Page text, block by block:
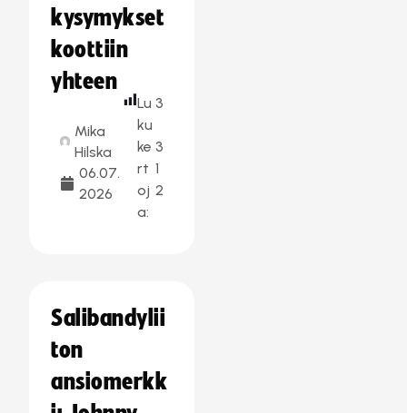
kysymykset
koottiin
yhteen
Mika
Hilska
06.07.
2026
Lu
ku
ke
rt
oj
a:
3
3
1
2
Salibandylii
ton
ansiomerkk